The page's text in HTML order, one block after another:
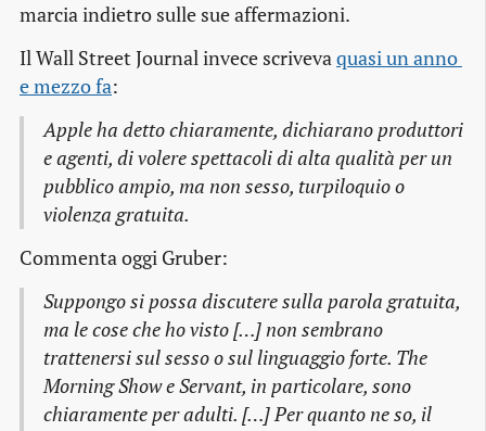
marcia indietro sulle sue affermazioni.
Il Wall Street Journal invece scrivevaquasi un anno
e mezzo fa:
Apple ha detto chiaramente, dichiarano produttori
e agenti, di volere spettacoli di alta qualità per un
pubblico ampio, ma non sesso, turpiloquio o
violenza gratuita.
Commenta oggi Gruber:
Suppongo si possa discutere sulla parola gratuita,
ma le cose che ho visto […] non sembrano
trattenersi sul sesso o sul linguaggio forte. The
Morning ShoweServant, in particolare, sono
chiaramente per adulti. […] Per quanto ne so, il